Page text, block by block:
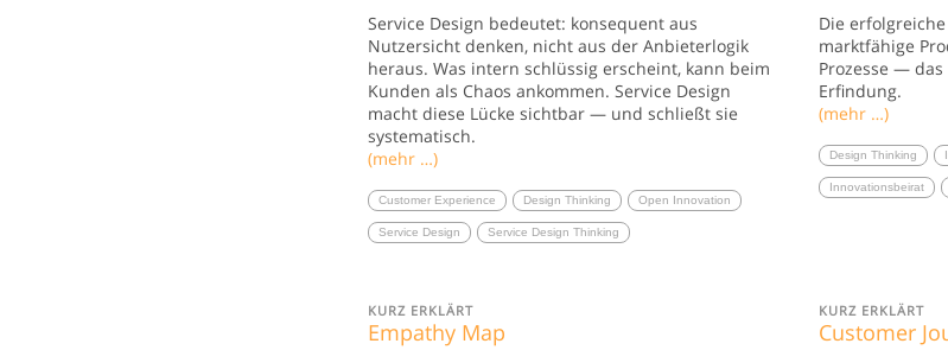
Service Design bedeutet: konsequent aus
Nutzersicht denken, nicht aus der Anbieterlogik
heraus. Was intern schlüssig erscheint, kann beim
Kunden als Chaos ankommen. Service Design
macht diese Lücke sichtbar — und schließt sie
systematisch.
(mehr …)
Customer Experience Design Thinking Open Innovation
Service Design Service Design Thinking
Die
marktfähige
Prozesse —
Erfindung.
(mehr …)
Design Thinking
Innovationsbeirat
KURZ ERKLÄRT
Empathy Map
KURZ ERKLÄRT
Customer